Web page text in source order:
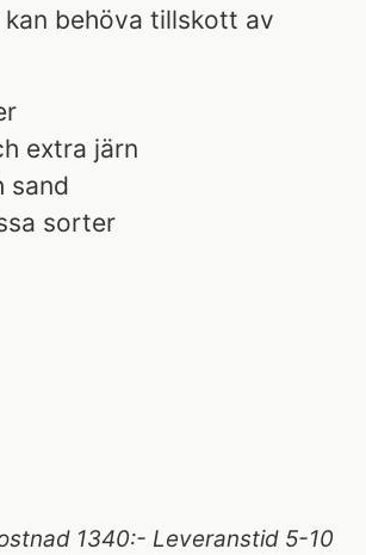
behöva tillskott av
extra järn
sand
sorter
1340:- Leveranstid 5-10